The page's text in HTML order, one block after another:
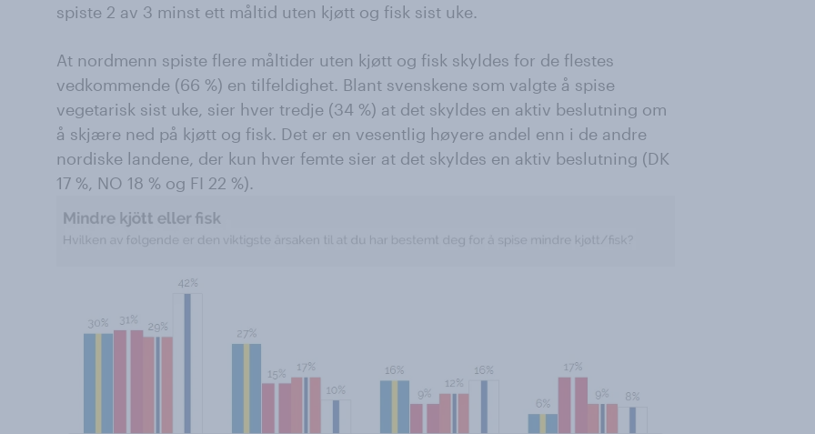
spiste 2 av 3 minst ett måltid uten kjøtt og fisk sist uke.
At nordmenn spiste flere måltider uten kjøtt og fisk skyldes for de flestes
vedkommende (66 %) en tilfeldighet. Blant svenskene som valgte å spise
vegetarisk sist uke, sier hver tredje (34 %) at det skyldes en aktiv beslutning om
å skjære ned på kjøtt og fisk. Det er en vesentlig høyere andel enn i de andre
nordiske landene, der kun hver femte sier at det skyldes en aktiv beslutning (DK
17 %, NO 18 % og FI 22 %).